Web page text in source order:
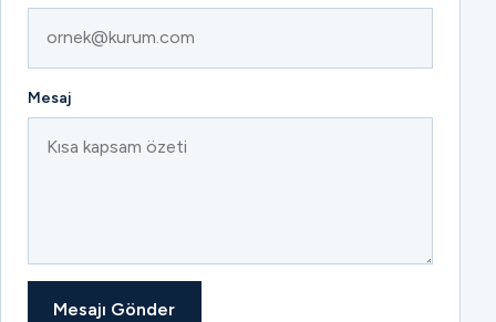
Mesaj
Mesajı Gönder